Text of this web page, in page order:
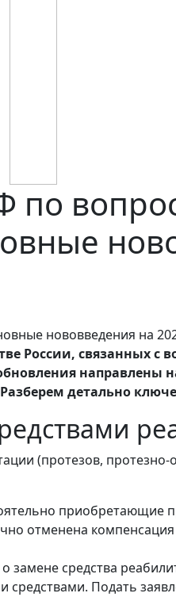
по
России, связанных с
детально
(протезов,
приобретающие
отменена
замене средства
средствами. Подать